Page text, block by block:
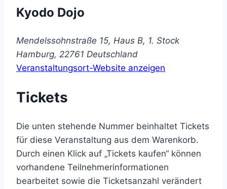
Kyodo Dojo
Mendelssohnstraße 15, Haus B, 1. Stock
Hamburg, 22761 Deutschland
Veranstaltungsort-Website anzeigen
Tickets
Die unten stehende Nummer beinhaltet Tickets
für diese Veranstaltung aus dem Warenkorb.
Durch einen Klick auf „Tickets kaufen“ können
vorhandene Teilnehmerinformationen
bearbeitet sowie die Ticketsanzahl verändert